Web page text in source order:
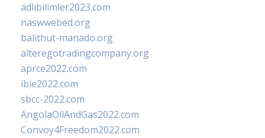
adlibilimler2023.com
naswwebed.org
balithut-manado.org
alteregotradingcompany.org
aprce2022.com
ibie2022.com
sbcc-2022.com
AngolaOilAndGas2022.com
Convoy4Freedom2022.com